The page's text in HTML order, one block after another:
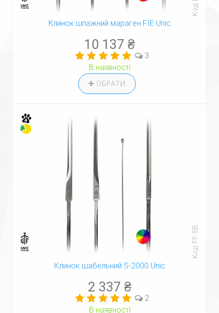
Клинок шпажний мараген FIE Unic
10 137 ₴
3
В наявності
ОБРАТИ
Код: FF-SB
Клинок шабельний S-2000 Unic
2 337 ₴
2
В наявності